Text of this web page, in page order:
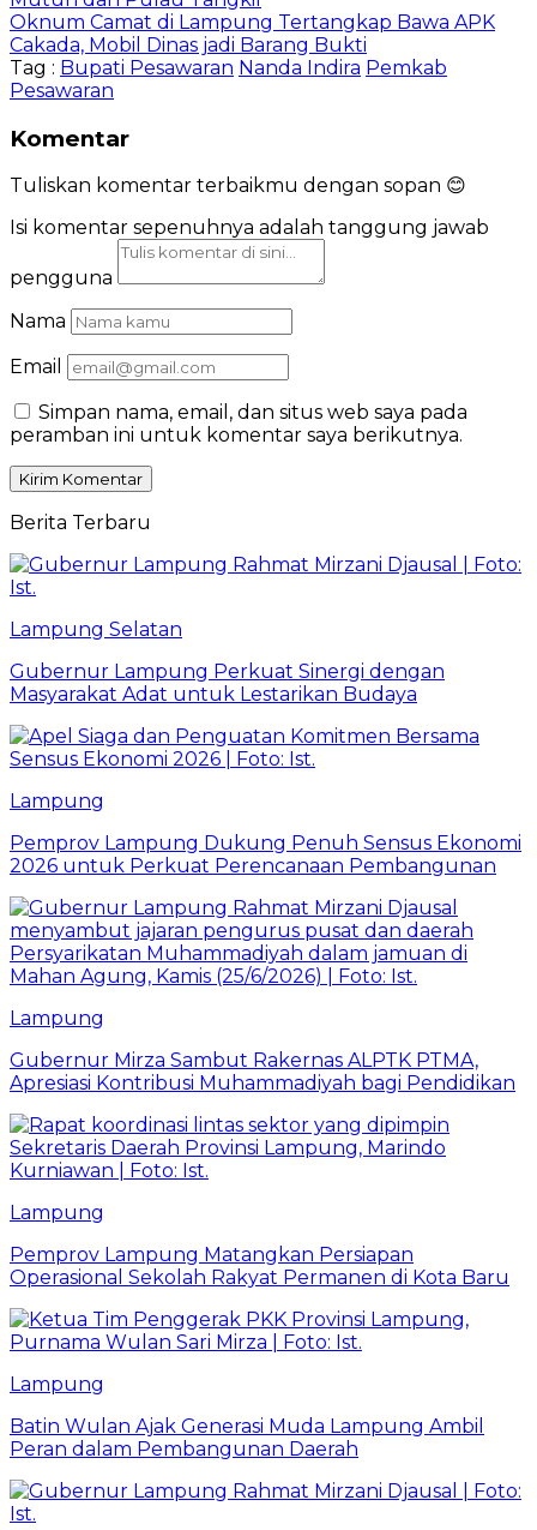
Oknum Camat di Lampung Tertangkap Bawa APK
Cakada, Mobil Dinas jadi Barang Bukti
Tag : Bupati Pesawaran Nanda Indira Pemkab
Pesawaran
Komentar
Tuliskan komentar terbaikmu dengan sopan 😊
Isi komentar sepenuhnya adalah tanggung jawab
pengguna
Nama
Email
Simpan nama, email, dan situs web saya pada
peramban ini untuk komentar saya berikutnya.
Berita Terbaru
Lampung Selatan
Gubernur Lampung Perkuat Sinergi dengan
Masyarakat Adat untuk Lestarikan Budaya
Lampung
Pemprov Lampung Dukung Penuh Sensus Ekonomi
2026 untuk Perkuat Perencanaan Pembangunan
Lampung
Gubernur Mirza Sambut Rakernas ALPTK PTMA,
Apresiasi Kontribusi Muhammadiyah bagi Pendidikan
Lampung
Pemprov Lampung Matangkan Persiapan
Operasional Sekolah Rakyat Permanen di Kota Baru
Lampung
Batin Wulan Ajak Generasi Muda Lampung Ambil
Peran dalam Pembangunan Daerah